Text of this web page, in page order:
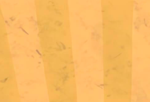
contenido